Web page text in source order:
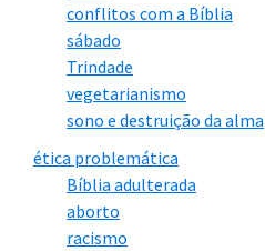
conflitos com a Bíblia
sábado
Trindade
vegetarianismo
sono e destruição da alma
ética problemática
Bíblia adulterada
aborto
racismo